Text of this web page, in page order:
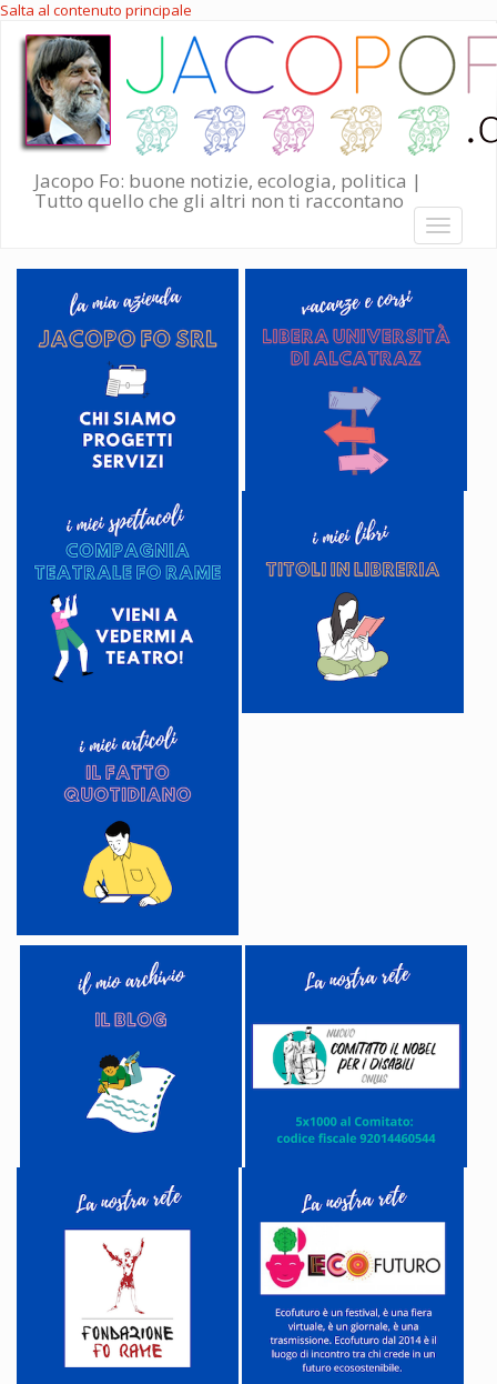
Salta al contenuto principale
Jacopo Fo: buone notizie, ecologia, politica |
Tutto quello che gli altri non ti raccontano
Toggle